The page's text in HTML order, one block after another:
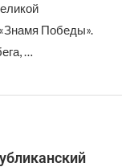
Победы».
…